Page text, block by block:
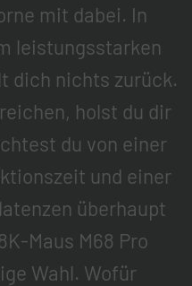
mit dabei. In
leistungsstarken
dich nichts zurück.
holst du dir
du von einer
und einer
überhaupt
Maus M68 Pro
Wahl. Wofür